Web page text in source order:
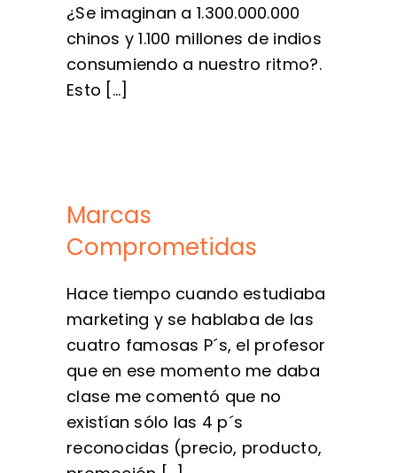
¿Se imaginan a 1.300.000.000
chinos y 1.100 millones de indios
consumiendo a nuestro ritmo?.
Esto [...]
Marcas
Comprometidas
Hace tiempo cuando estudiaba
marketing y se hablaba de las
cuatro famosas P´s, el profesor
que en ese momento me daba
clase me comentó que no
existían sólo las 4 p´s
reconocidas (precio, producto,